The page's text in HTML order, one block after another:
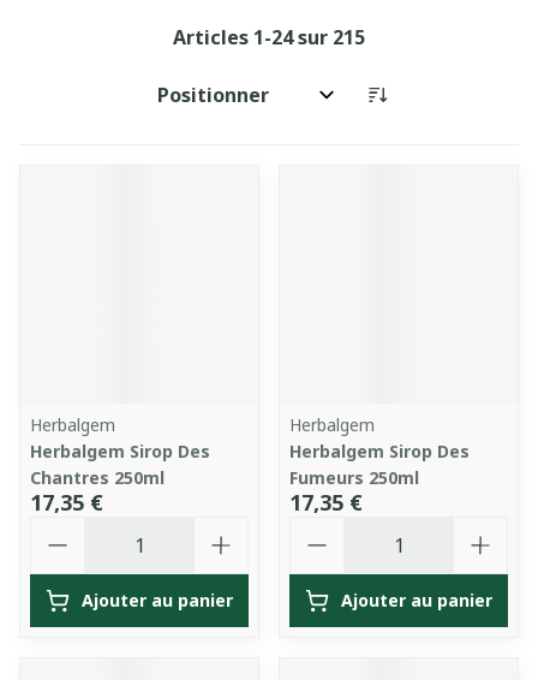
Articles 1-24sur 215
Trier par:
Herbalgem
Herbalgem Sirop Des
Chantres 250ml
17,35 €
Ajouter au panier
Herbalgem
Herbalgem Sirop Des
Fumeurs 250ml
17,35 €
Ajouter au panier